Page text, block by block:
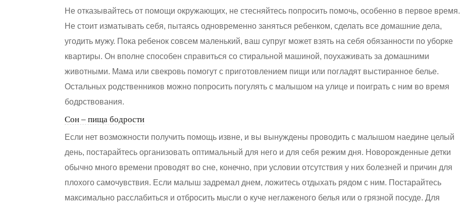
Не отказывайтесь от помощи окружающих, не стесняйтесь попросить помочь, особенно в первое время.
Не стоит изматывать себя, пытаясь одновременно заняться ребенком, сделать все домашние дела,
угодить мужу. Пока ребенок совсем маленький, ваш супруг может взять на себя обязанности по уборке
квартиры. Он вполне способен справиться со стиральной машиной, поухаживать за домашними
животными. Мама или свекровь помогут с приготовлением пищи или погладят выстиранное белье.
Остальных родственников можно попросить погулять с малышом на улице и поиграть с ним во время
бодрствования.
Сон – пища бодрости
Если нет возможности получить помощь извне, и вы вынуждены проводить с малышом наедине целый
день, постарайтесь организовать оптимальный для него и для себя режим дня. Новорожденные детки
обычно много времени проводят во сне, конечно, при условии отсутствия у них болезней и причин для
плохого самочувствия. Если малыш задремал днем, ложитесь отдыхать рядом с ним. Постарайтесь
максимально расслабиться и отбросить мысли о куче неглаженого белья или о грязной посуде. Для